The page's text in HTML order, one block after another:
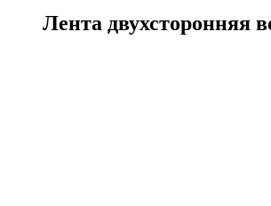
Лента двухсторонняя